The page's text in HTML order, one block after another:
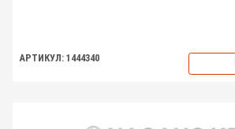
АРТИКУЛ: 1444340